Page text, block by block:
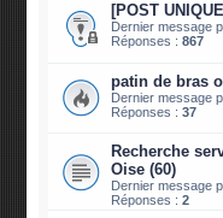
[POST
Dernier message
Réponses :867
patin de bras
Dernier message
Réponses :37
Recherche
Oise (60)
Dernier message
Réponses :2